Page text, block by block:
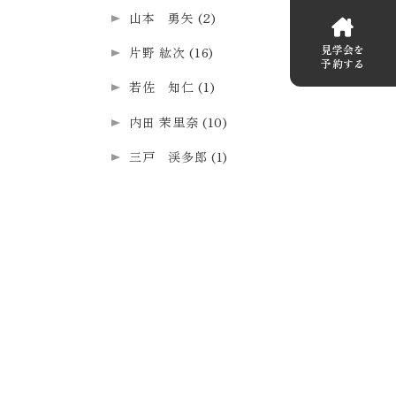
山本 勇矢 (2)
片野 紘次 (16)
若佐 知仁 (1)
内田 茉里奈 (10)
三戸 渓多郎 (1)
見学会を
予約する